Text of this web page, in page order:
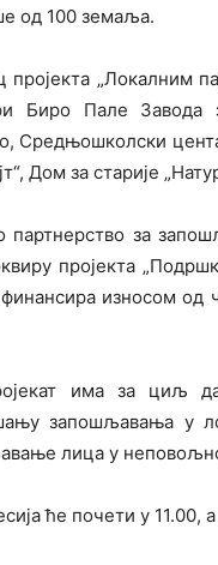
од 100 земаља.
пројекта „Локалним
Биро Пале Завода
Средњошколски
Дом за старије
партнерство за
пројекта
финансира износом од
има за циљ
запошљавања у
лица у
ће почети у 11.00,